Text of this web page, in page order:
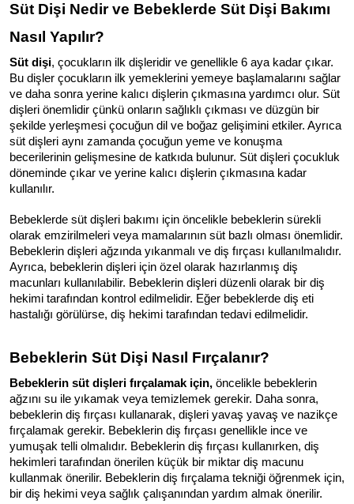
Süt Dişi Nedir ve Bebeklerde Süt Dişi Bakımı
Nasıl Yapılır?
Süt dişi, çocukların ilk dişleridir ve genellikle 6 aya kadar çıkar.
Bu dişler çocukların ilk yemeklerini yemeye başlamalarını sağlar
ve daha sonra yerine kalıcı dişlerin çıkmasına yardımcı olur. Süt
dişleri önemlidir çünkü onların sağlıklı çıkması ve düzgün bir
şekilde yerleşmesi çocuğun dil ve boğaz gelişimini etkiler. Ayrıca
süt dişleri aynı zamanda çocuğun yeme ve konuşma
becerilerinin gelişmesine de katkıda bulunur. Süt dişleri çocukluk
döneminde çıkar ve yerine kalıcı dişlerin çıkmasına kadar
kullanılır.
Bebeklerde süt dişleri bakımı için öncelikle bebeklerin sürekli
olarak emzirilmeleri veya mamalarının süt bazlı olması önemlidir.
Bebeklerin dişleri ağzında yıkanmalı ve diş fırçası kullanılmalıdır.
Ayrıca, bebeklerin dişleri için özel olarak hazırlanmış diş
macunları kullanılabilir. Bebeklerin dişleri düzenli olarak bir diş
hekimi tarafından kontrol edilmelidir. Eğer bebeklerde diş eti
hastalığı görülürse, diş hekimi tarafından tedavi edilmelidir.
Bebeklerin Süt Dişi Nasıl Fırçalanır?
Bebeklerin süt dişleri fırçalamak için, öncelikle bebeklerin
ağzını su ile yıkamak veya temizlemek gerekir. Daha sonra,
bebeklerin diş fırçası kullanarak, dişleri yavaş yavaş ve nazikçe
fırçalamak gerekir. Bebeklerin diş fırçası genellikle ince ve
yumuşak telli olmalıdır. Bebeklerin diş fırçası kullanırken, diş
hekimleri tarafından önerilen küçük bir miktar diş macunu
kullanmak önerilir. Bebeklerin diş fırçalama tekniği öğrenmek için,
bir diş hekimi veya sağlık çalışanından yardım almak önerilir.